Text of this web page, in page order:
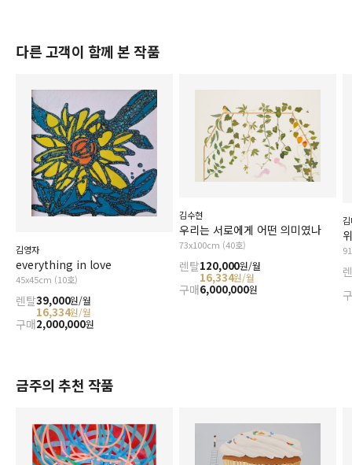
다른 고객이 함께 본 작품
김영자
everything in love
45x45cm (10호)
렌탈39,000원/월
16,334원/월
구매2,000,000원
김수현
우리는 서로에게 어떤 의미였나
73x100cm (40호)
렌탈120,000원/월
16,334원/월
구매6,000,000원
금주의 추천 작품